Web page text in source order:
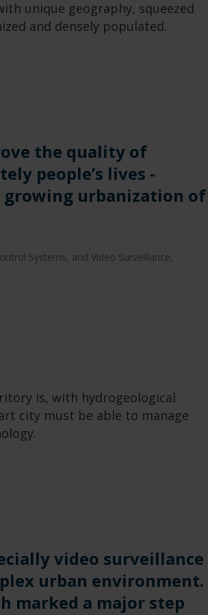
unique geography, squeezed
and densely populated.
the quality of
people’s lives -
growing urbanization of
Systems, and Video Surveillance,
is, with hydrogeological
city must be able to manage
video surveillance
urban environment.
marked a major step